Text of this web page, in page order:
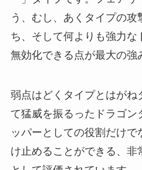
う、むし、あくタイプの
ち、そして何よりも強力な
無効化できる点が最大の強
弱点はどくタイプとはがね
て猛威を振るったドラゴン
ッパーとしての役割だけ
け止めることができる、非